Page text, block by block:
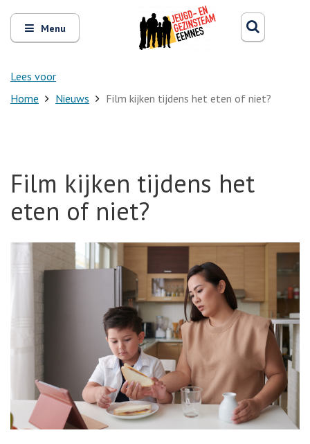
Open
en
sluit
Menu
Lees voor
Zoeken
Home Nieuws Film kijken tijdens het eten of niet?
Film kijken tijdens het
eten of niet?